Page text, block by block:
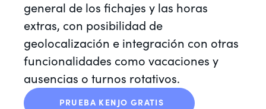
general de los fichajes y las horas
extras, con posibilidad de
geolocalización e integración con otras
funcionalidades como vacaciones y
ausencias o turnos rotativos.
PRUEBA KENJO GRATIS